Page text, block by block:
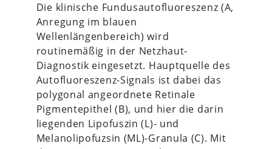
Die klinische Fundusautofluoreszenz (A,
Anregung im blauen
Wellenlängenbereich) wird
routinemäßig in der Netzhaut-
Diagnostik eingesetzt. Hauptquelle des
Autofluoreszenz-Signals ist dabei das
polygonal angeordnete Retinale
Pigmentepithel (B), und hier die darin
liegenden Lipofuszin (L)- und
Melanolipofuzsin (ML)-Granula (C). Mit